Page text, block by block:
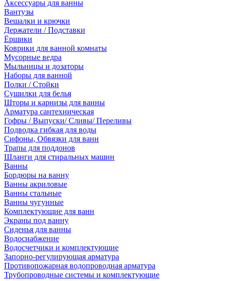
Аксессуары для ванны
Вантузы
Вешалки и крючки
Держатели / Подставки
Ёршики
Коврики для ванной комнаты
Мусорные ведра
Мыльницы и дозаторы
Наборы для ванной
Полки / Стойки
Сушилки для белья
Шторы и карнизы для ванны
Арматура сантехническая
Гофры / Выпуски/ Сливы/ Переливы
Подводка гибкая для воды
Сифоны, Обвязки для ванн
Трапы для поддонов
Шланги для стиральных машин
Ванны
Бордюры на ванну
Ванны акриловые
Ванны стальные
Ванны чугунные
Комплектующие для ванн
Экраны под ванну
Сиденья для ванны
Водоснабжение
Водосчетчики и комплектующие
Запорно-регулирующая арматура
Противопожарная водопроводная арматура
Трубопроводные системы и комплектующие